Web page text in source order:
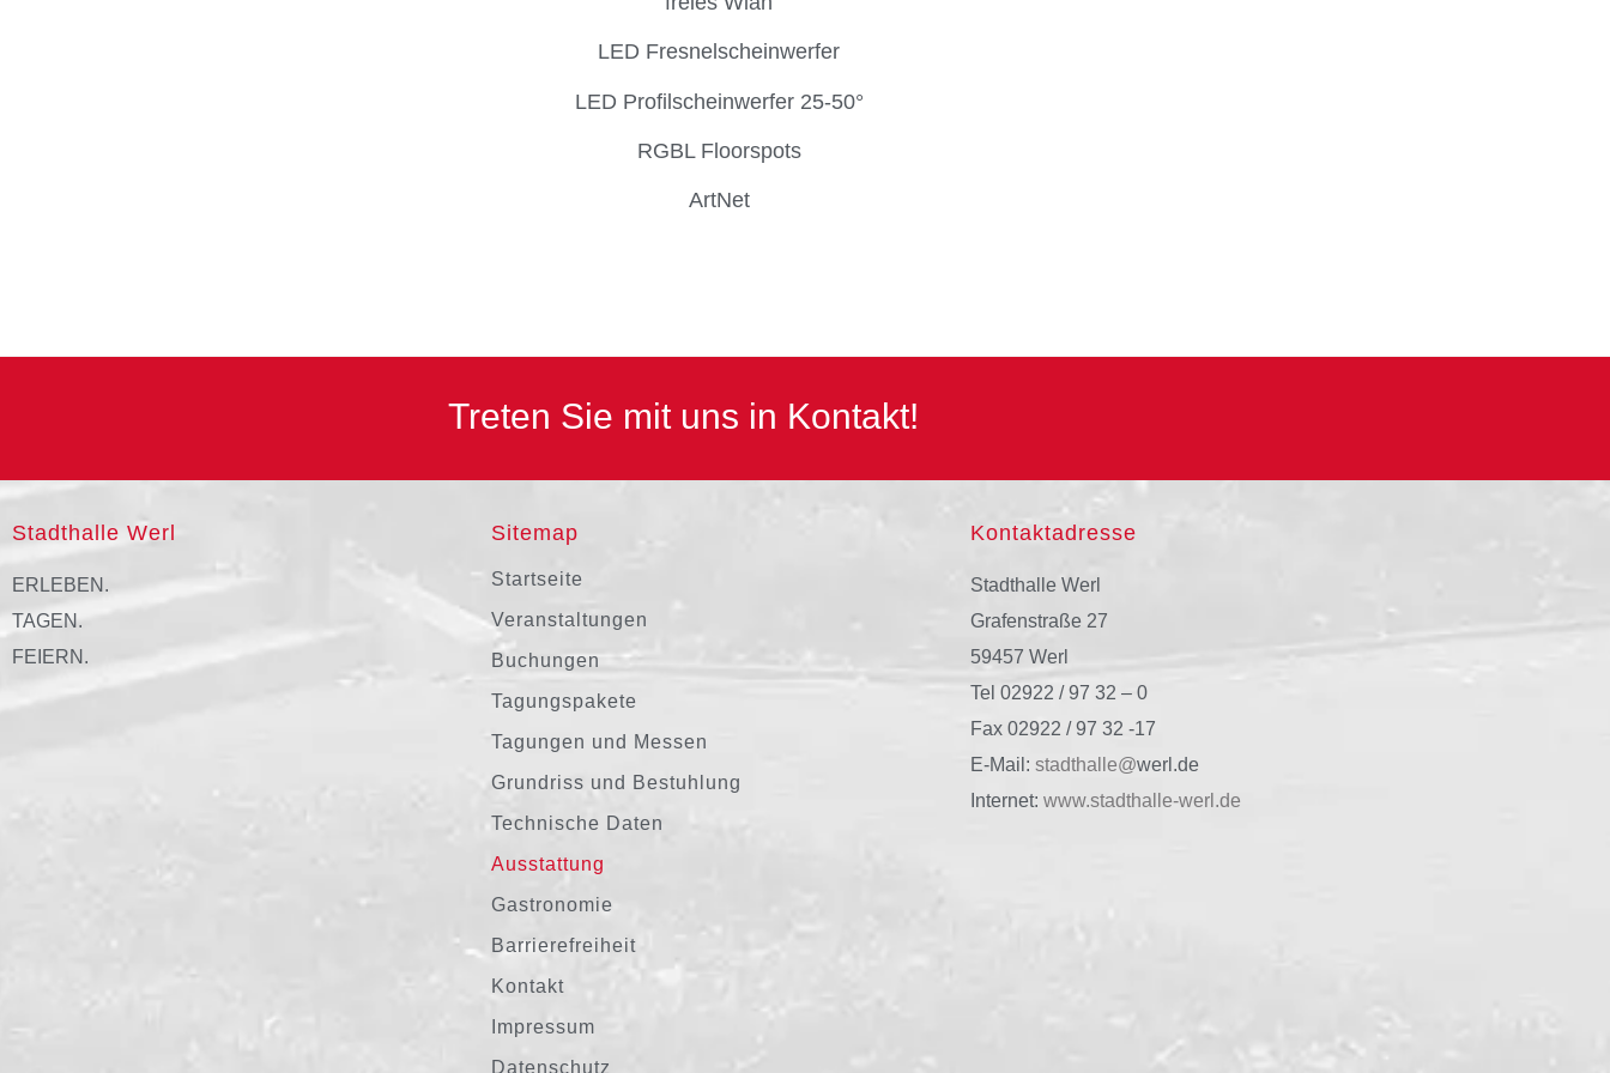
LED Fresnelscheinwerfer
LED Profilscheinwerfer 25-50°
RGBL Floorspots
ArtNet
Treten Sie mit uns in Kontakt!
Stadthalle Werl
ERLEBEN.
TAGEN.
FEIERN.
Sitemap
Startseite
Veranstaltungen
Buchungen
Tagungspakete
Tagungen und Messen
Grundriss und Bestuhlung
Technische Daten
Ausstattung
Gastronomie
Barrierefreiheit
Kontakt
Impressum
Datenschutz
Kontaktadresse
Stadthalle Werl
Grafenstraße 27
59457 Werl
Tel 02922 / 97 32 – 0
Fax 02922 / 97 32 -17
E-Mail: stadthalle@werl.de
Internet: www.stadthalle-werl.de